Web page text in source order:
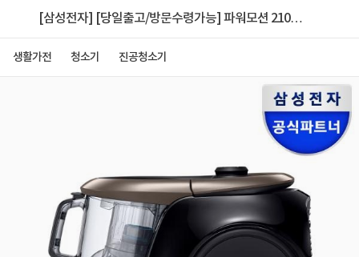
[삼성전자] [당일출고/방문수령가능] 파워모션 2100
생활가전 청소기 진공청소기